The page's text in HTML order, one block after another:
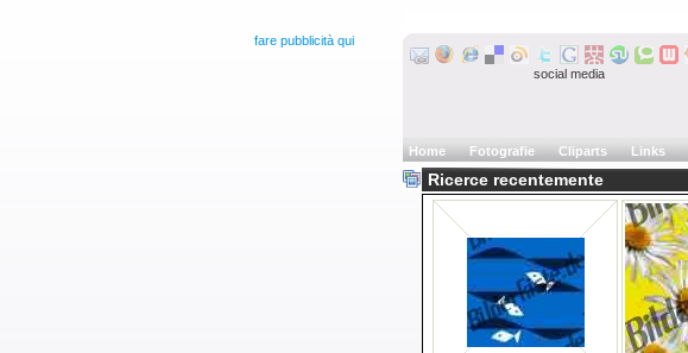
fare pubblicità qui
social media
Home Fotografie Cliparts Links
Ricerce recentemente